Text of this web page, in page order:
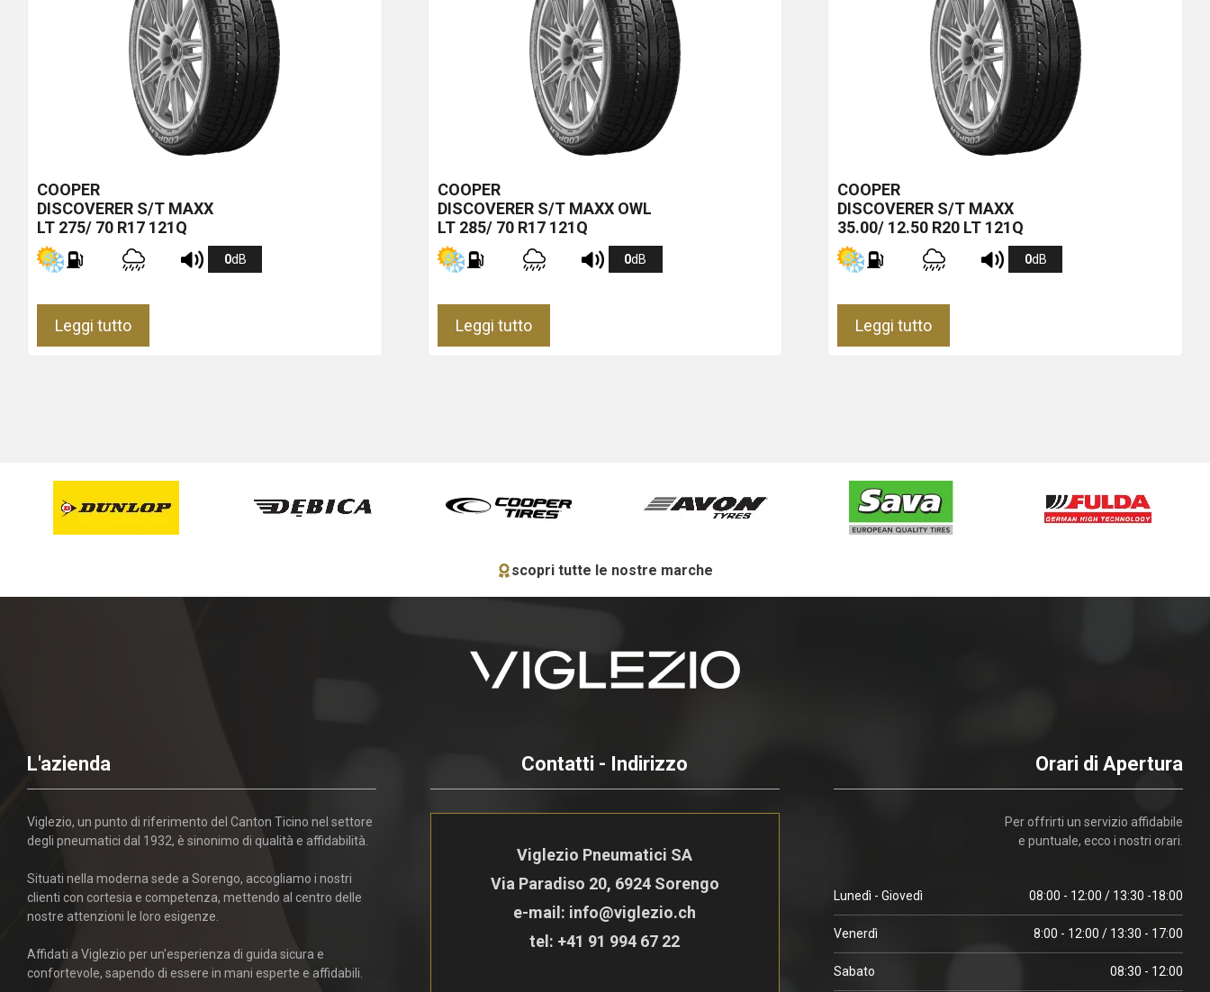
COOPER
DISCOVERER S/T MAXX
LT 275/ 70 R17 121Q
0dB
Leggi tutto
COOPER
DISCOVERER S/T MAXX OWL
LT 285/ 70 R17 121Q
0dB
Leggi tutto
COOPER
DISCOVERER S/T MAXX
35.00/ 12.50 R20 LT 121Q
0dB
Leggi tutto
scopri tutte le nostre marche
L'azienda
Viglezio, un punto di riferimento del Canton Ticino nel settore
degli pneumatici dal 1932, è sinonimo di qualità e affidabilità.
Situati nella moderna sede a Sorengo, accogliamo i nostri
clienti con cortesia e competenza, mettendo al centro delle
nostre attenzioni le loro esigenze.
Affidati a Viglezio per un'esperienza di guida sicura e
confortevole, sapendo di essere in mani esperte e affidabili.
Contatti - Indirizzo
Viglezio Pneumatici SA
Via Paradiso 20, 6924 Sorengo
e-mail: info@viglezio.ch
tel: +41 91 994 67 22
Orari di Apertura
Per offrirti un servizio affidabile
e puntuale, ecco i nostri orari.
Lunedì - Giovedì 08:00 - 12:00 / 13:30 -18:00
Venerdì 8:00 - 12:00 / 13:30 - 17:00
Sabato 08:30 - 12:00